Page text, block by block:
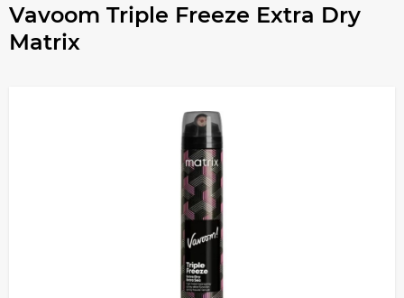
Vavoom Triple Freeze Extra Dry
Matrix